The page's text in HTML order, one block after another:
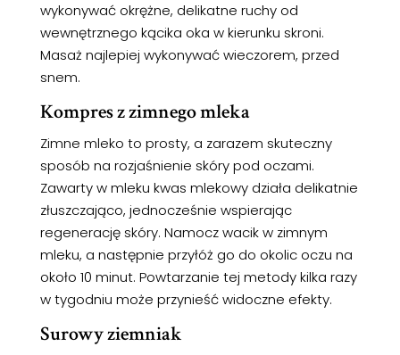
wykonywać okrężne, delikatne ruchy od
wewnętrznego kącika oka w kierunku skroni.
Masaż najlepiej wykonywać wieczorem, przed
snem.
Kompres z zimnego mleka
Zimne mleko to prosty, a zarazem skuteczny
sposób na rozjaśnienie skóry pod oczami.
Zawarty w mleku kwas mlekowy działa delikatnie
złuszczająco, jednocześnie wspierając
regenerację skóry. Namocz wacik w zimnym
mleku, a następnie przyłóż go do okolic oczu na
około 10 minut. Powtarzanie tej metody kilka razy
w tygodniu może przynieść widoczne efekty.
Surowy ziemniak